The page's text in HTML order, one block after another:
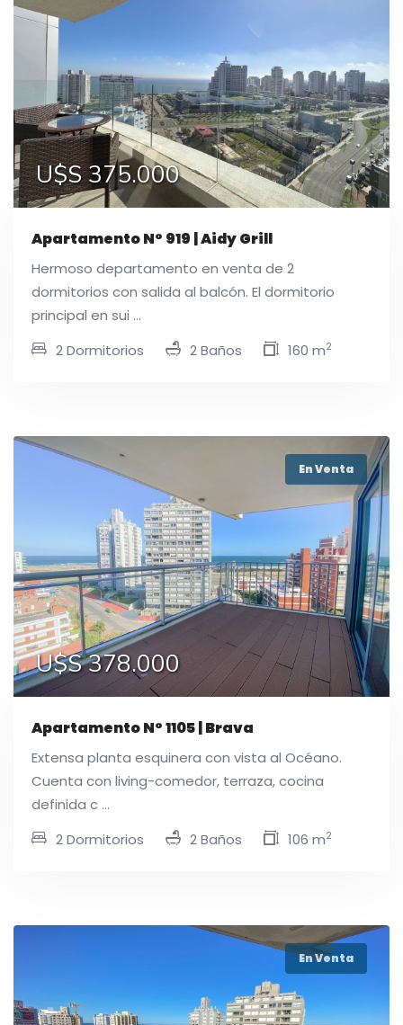
U$S 375.000
Apartamento N° 919 | Aidy Grill
Hermoso departamento en venta de 2
dormitorios con salida al balcón. El dormitorio
principal en sui ...
2 Dormitorios
2 Baños 160 m2
En Venta
U$S 378.000
Apartamento N° 1105 | Brava
Extensa planta esquinera con vista al Océano.
Cuenta con living-comedor, terraza, cocina
definida c ...
2 Dormitorios
2 Baños 106 m2
En Venta